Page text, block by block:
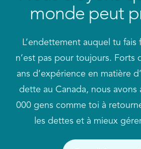
Comment cela affectera-t-il
Avec qui vais-je travailler tout
processus et à quelle
Pendant combien de temps
solution de désendettement ?
Vous devez emprunter
Vous recevez des appels des
Vous manquez des paiements
Vous ne savez pas au juste
Vous comptez souvent sur la
les découverts de votre
vos dépenses et à épargner.
monde peut
L’endettement auquel tu fais
n’est pas pour toujours. Forts
ans d’expérience en matière
dette au Canada, nous avons
000 gens comme toi à
les dettes et à mieux